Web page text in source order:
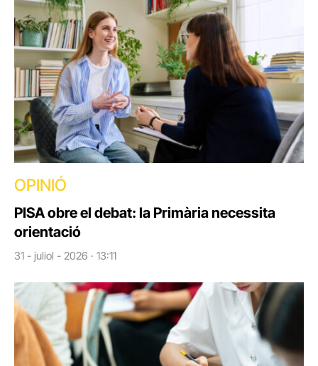
OPINIÓ
PISA obre el debat: la Primària necessita
orientació
31 - juliol - 2026 · 13:11